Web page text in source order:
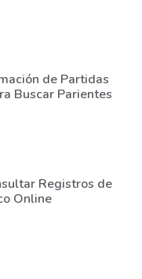
de Partidas
Buscar Parientes
Registros de
Online